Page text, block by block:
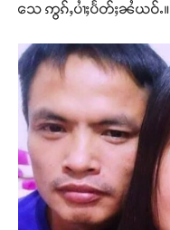
သေ ဢွၵ်ႇပၢႆႈပႅတ်ႈၼႆယဝ်ႉ။